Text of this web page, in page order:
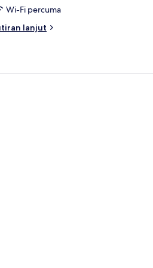
Wi-Fi percuma
lanjut